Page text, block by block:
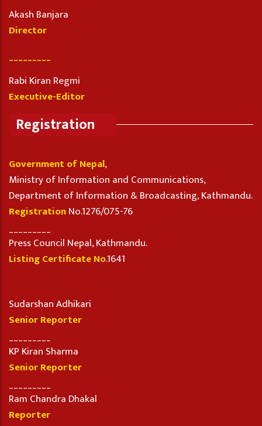
Akash Banjara
Director
_________
Rabi Kiran Regmi
Executive-Editor
Registration
Government of Nepal,
Ministry of Information and Communications,
Department of Information & Broadcasting, Kathmandu.
RegistrationNo.1276/075-76
Press Council Nepal, Kathmandu.
Listing Certificate No.1641
Sudarshan Adhikari
Senior Reporter
KP Kiran Sharma
Senior Reporter
Ram Chandra Dhakal
Reporter